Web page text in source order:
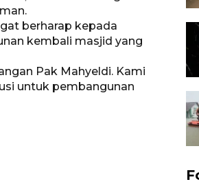
berharap kepada
kembali masjid yang
Pak Mahyeldi. Kami
untuk pembangunan